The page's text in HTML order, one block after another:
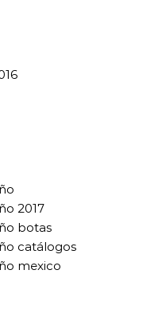
2017
botas
catálogos
mexico